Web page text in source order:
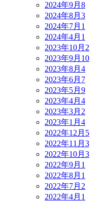
2024年9月 8
2024年8月 3
2024年7月 1
2024年4月 1
2023年10月 2
2023年9月 10
2023年8月 4
2023年6月 7
2023年5月 9
2023年4月 4
2023年3月 2
2023年1月 4
2022年12月 5
2022年11月 3
2022年10月 3
2022年9月 1
2022年8月 1
2022年7月 2
2022年4月 1